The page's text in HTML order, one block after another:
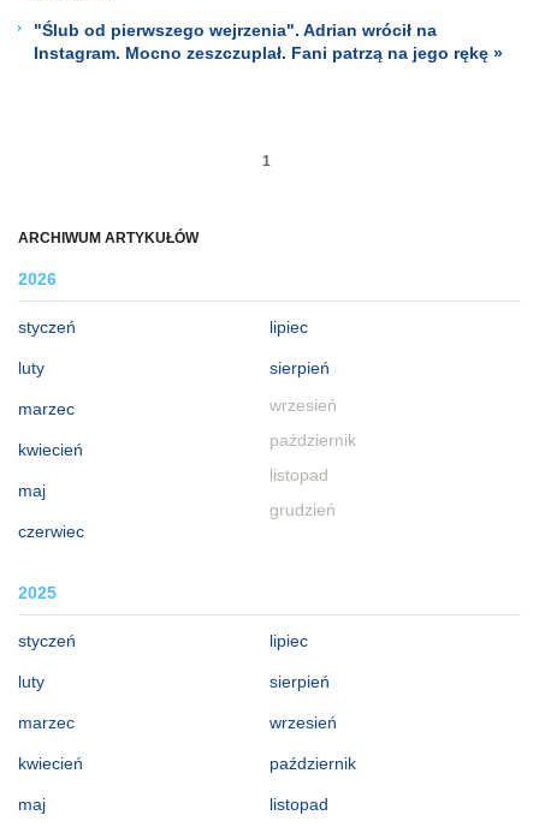
ARCHIWUM ARTYKUŁÓW
2026
styczeń
luty
marzec
kwiecień
maj
czerwiec
lipiec
sierpień
wrzesień
październik
listopad
grudzień
2025
styczeń
luty
marzec
kwiecień
maj
lipiec
sierpień
wrzesień
październik
listopad
"Ślub od pierwszego wejrzenia". Adrian wrócił na
Instagram. Mocno zeszczuplał. Fani patrzą na jego rękę »
1